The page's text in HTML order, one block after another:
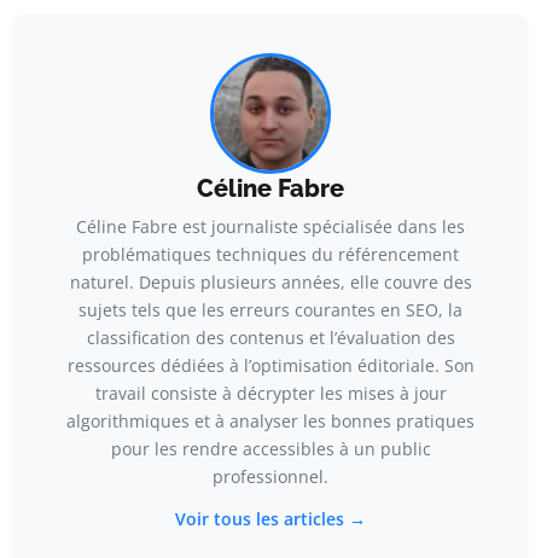
Céline Fabre
Céline Fabre est journaliste spécialisée dans les
problématiques techniques du référencement
naturel. Depuis plusieurs années, elle couvre des
sujets tels que les erreurs courantes en SEO, la
classification des contenus et l’évaluation des
ressources dédiées à l’optimisation éditoriale. Son
travail consiste à décrypter les mises à jour
algorithmiques et à analyser les bonnes pratiques
pour les rendre accessibles à un public
professionnel.
Voir tous les articles →